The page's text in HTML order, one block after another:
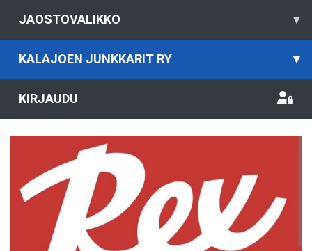
JAOSTOVALIKKO ▾
KALAJOEN JUNKKARIT RY ▾
KIRJAUDU